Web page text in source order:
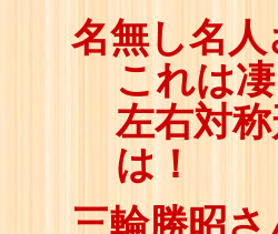
名無し名人
これは凄
左右対
は！
三輪勝昭さ